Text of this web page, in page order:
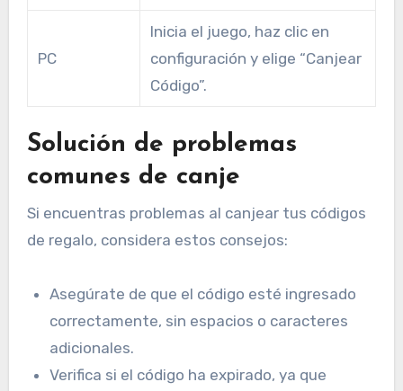
PC
Inicia el juego, haz clic en
configuración y elige “Canjear
Código”.
Solución de problemas
comunes de canje
Si encuentras problemas al canjear tus códigos
de regalo, considera estos consejos:
Asegúrate de que el código esté ingresado
correctamente, sin espacios o caracteres
adicionales.
Verifica si el código ha expirado, ya que